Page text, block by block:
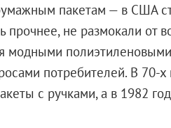
пакетам — в США
прочнее, не размокали от
модными
потребителей. В 70-
с ручками, а в 1982